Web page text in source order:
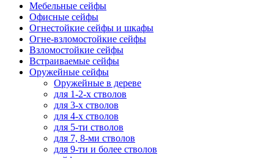
Мебельные сейфы
Офисные сейфы
Огнестойкие сейфы и шкафы
Огне-взломостойкие сейфы
Взломостойкие сейфы
Встраиваемые сейфы
Оружейные сейфы
Оружейные в дереве
для 1-2-х стволов
для 3-х стволов
для 4-х стволов
для 5-ти стволов
для 7, 8-ми стволов
для 9-ти и более стволов